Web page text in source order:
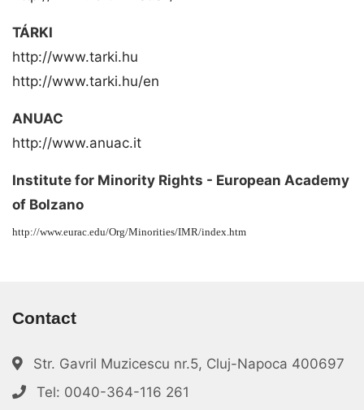
TÁRKI
http://www.tarki.hu
http://www.tarki.hu/en
ANUAC
http://www.anuac.it
Institute for Minority Rights - European Academy
of Bolzano
http://www.eurac.edu/Org/Minorities/IMR/index.htm
Contact
Str. Gavril Muzicescu nr.5, Cluj-Napoca 400697
Tel: 0040-364-116 261